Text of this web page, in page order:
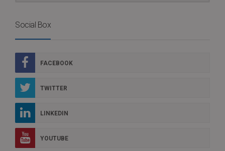
Social Box
FACEBOOK
TWITTER
LINKEDIN
YOUTUBE